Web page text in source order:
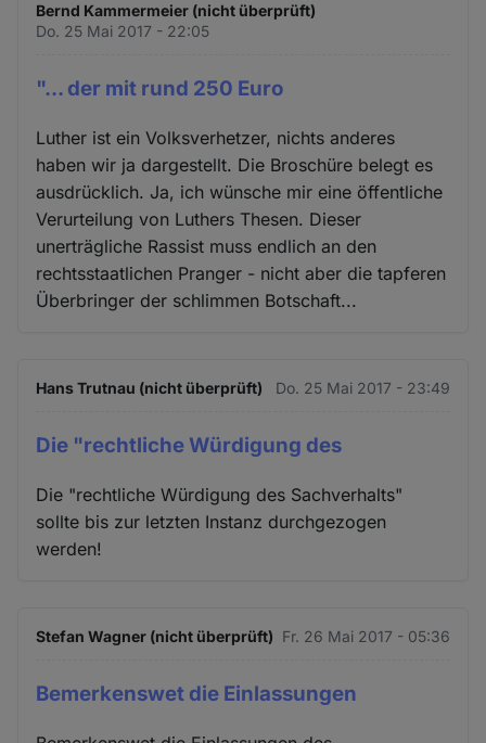
Bernd Kammermeier (nicht überprüft)
Do. 25 Mai 2017 - 22:05
"... der mit rund 250 Euro
Luther ist ein Volksverhetzer, nichts anderes
haben wir ja dargestellt. Die Broschüre belegt es
ausdrücklich. Ja, ich wünsche mir eine öffentliche
Verurteilung von Luthers Thesen. Dieser
unerträgliche Rassist muss endlich an den
rechtsstaatlichen Pranger - nicht aber die tapferen
Überbringer der schlimmen Botschaft...
Hans Trutnau (nicht überprüft) Do. 25 Mai 2017 - 23:49
Die "rechtliche Würdigung des
Die "rechtliche Würdigung des Sachverhalts"
sollte bis zur letzten Instanz durchgezogen
werden!
Stefan Wagner (nicht überprüft) Fr. 26 Mai 2017 - 05:36
Bemerkenswet die Einlassungen